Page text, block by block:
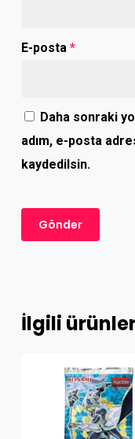
E-posta *
Daha sonraki
adım, e-posta
kaydedilsin.
İlgili